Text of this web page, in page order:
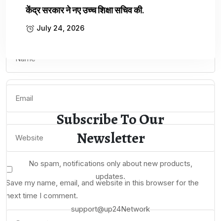
Your email address will not be published.
Required fields are marked
Save my name, email, and website in this browser for the
next time I comment.
केंद्र सरकार ने नए उच्च शिक्षा सचिव की.
July 24, 2026
Subscribe To Our
Newsletter
No spam, notifications only about new products,
updates.
support@up24Network